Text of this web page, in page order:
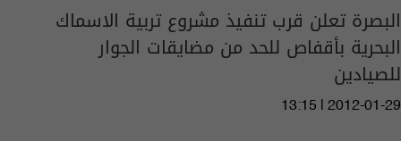
البصرة تعلن قرب تنفيذ مشروع تربية الاسماك
البحرية بأقفاص للحد من مضايقات الجوار
للصيادين
13:15 | 2012-01-29